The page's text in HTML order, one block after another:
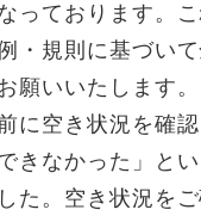
っております。
・規則に基づい
願いいたします。
に空き状況を確
きなかった」と
た。空き状況を